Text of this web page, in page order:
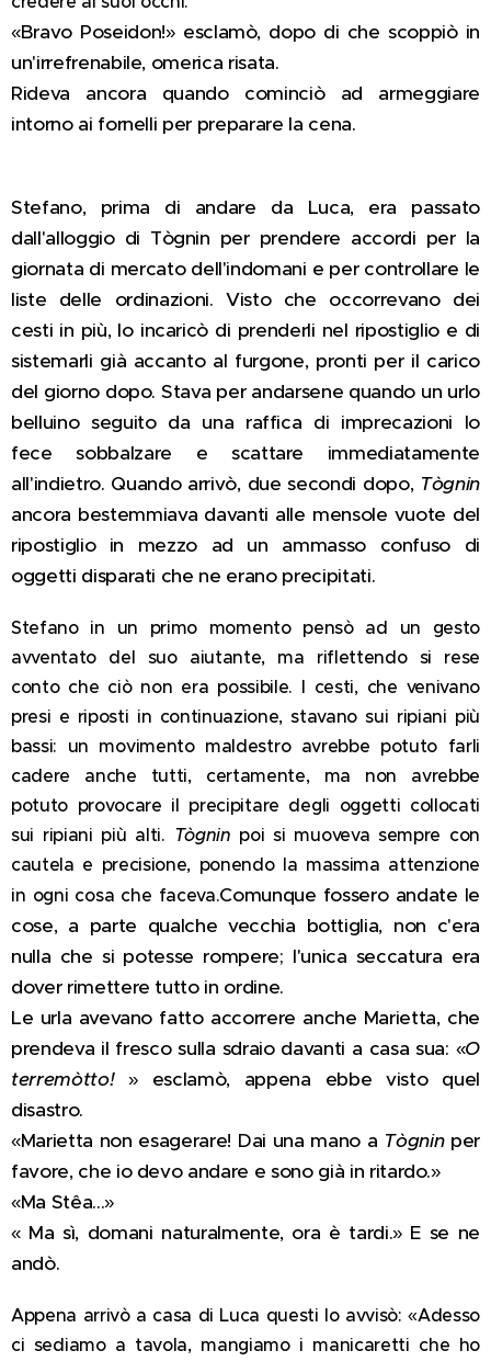
«Bravo Poseidon!» esclamò, dopo di che scoppiò in
un'irrefrenabile, omerica risata.
Rideva ancora quando cominciò ad armeggiare
intorno ai fornelli per preparare la cena.
Stefano, prima di andare da Luca, era passato
dall'alloggio di Tògnin per prendere accordi per la
giornata di mercato dell'indomani e per controllare le
liste delle ordinazioni. Visto che occorrevano dei
cesti in più, lo incaricò di prenderli nel ripostiglio e di
sistemarli già accanto al furgone, pronti per il carico
del giorno dopo. Stava per andarsene quando un urlo
belluino seguito da una raffica di imprecazioni lo
fece sobbalzare e scattare immediatamente
all'indietro. Quando arrivò, due secondi dopo, Tògnin
ancora bestemmiava davanti alle mensole vuote del
ripostiglio in mezzo ad un ammasso confuso di
oggetti disparati che ne erano precipitati.
Stefano in un primo momento pensò ad un gesto
avventato del suo aiutante, ma riflettendo si rese
conto che ciò non era possibile. I cesti, che venivano
presi e riposti in continuazione, stavano sui ripiani più
bassi: un movimento maldestro avrebbe potuto farli
cadere anche tutti, certamente, ma non avrebbe
potuto provocare il precipitare degli oggetti collocati
sui ripiani più alti. Tògnin poi si muoveva sempre con
cautela e precisione, ponendo la massima attenzione
in ogni cosa che faceva.Comunque fossero andate le
cose, a parte qualche vecchia bottiglia, non c'era
nulla che si potesse rompere; l'unica seccatura era
dover rimettere tutto in ordine.
Le urla avevano fatto accorrere anche Marietta, che
prendeva il fresco sulla sdraio davanti a casa sua: «O
terremòtto!» esclamò, appena ebbe visto quel
disastro.
«Marietta non esagerare! Dai una mano a Tògnin per
favore, che io devo andare e sono già in ritardo.»
«Ma Stêa...»
« Ma sì, domani naturalmente, ora è tardi.» E se ne
andò.
Appena arrivò a casa di Luca questi lo avvisò: «Adesso
ci sediamo a tavola, mangiamo i manicaretti che ho